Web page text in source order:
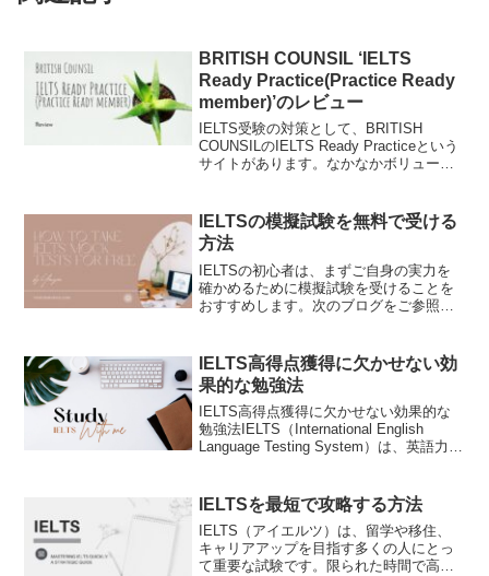
BRITISH COUNSIL ‘IELTS
Ready Practice(Practice Ready
member)’のレビュー
IELTS受験の対策として、BRITISH
COUNSILのIELTS Ready Practiceという
サイトがあります。なかなかボリューム
まとめたブログを作成しまし...
IELTSの模擬試験を無料で受ける
方法
IELTSの初心者は、まずご自身の実力を
確かめるために模擬試験を受けることを
おすすめします。次のブログをご参照く
は、IELTSの公式サイトが提供する無料
の模擬試験・練習素...
IELTS高得点獲得に欠かせない効
果的な勉強法
IELTS高得点獲得に欠かせない効果的な
勉強法IELTS（International English
Language Testing System）は、英語力を
とって...
IELTSを最短で攻略する方法
IELTS（アイエルツ）は、留学や移住、
キャリアアップを目指す多くの人にとっ
て重要な試験です。限られた時間で高得